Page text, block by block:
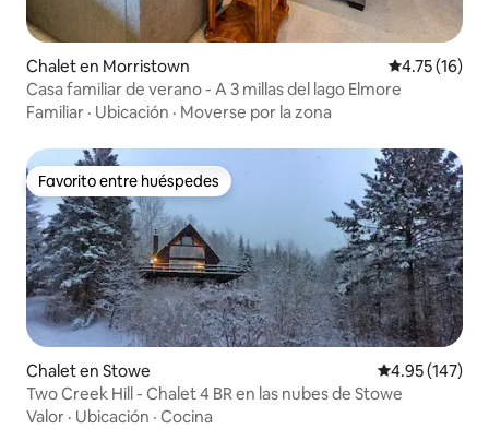
Chalet en Morristown Calificación
4.75 (16)
Casa familiar de verano - A 3 millas del lago Elmore
Familiar · Ubicación · Moverse por la zona
Favorito entre huéspedes
Favorito entre huéspedes
Chalet en Stowe Calificación
4.95 (147)
Two Creek Hill - Chalet 4 BR en las nubes de Stowe
Valor · Ubicación · Cocina